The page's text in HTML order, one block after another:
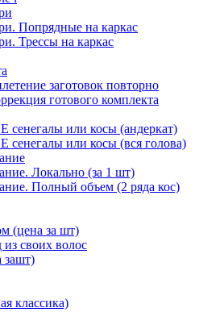
Попрядные на каркас
Трессы на каркас
заготовок повторно
готового комплекта
сенегалы или косы (андеркат)
сенегалы или косы (вся голова)
Локально (за 1 шт)
Полный объем (2 ряда кос)
(цена за шт)
своих волос
зашт)
классика)